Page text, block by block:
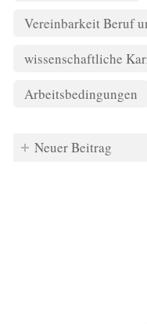
Vereinbarkeit Beruf
wissenschaftliche
Arbeitsbedingungen
Neuer Beitrag